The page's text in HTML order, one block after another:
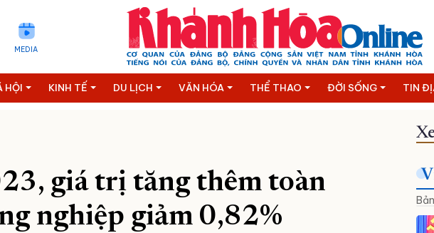
MEDIA
HỘI KINH TẾ DU LỊCH VĂN HÓA THỂ THAO ĐỜI SỐNG TIN
giá trị tăng thêm toàn
nghiệp giảm 0,82%